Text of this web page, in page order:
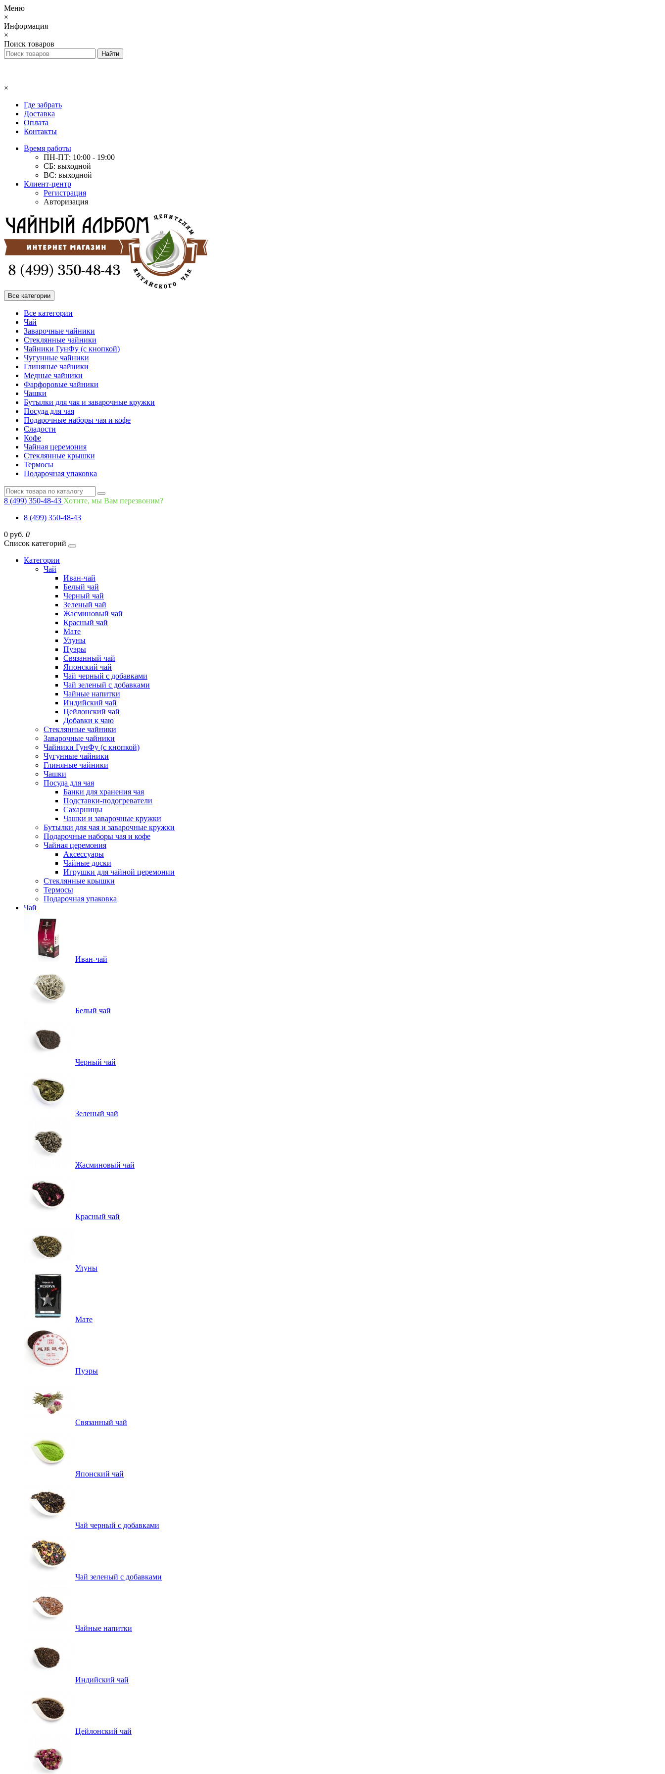
Меню
×
Информация
×
Поиск товаров
×
Где забрать
Доставка
Оплата
Контакты
Время работы
ПН-ПТ: 10:00 - 19:00
СБ: выходной
ВС: выходной
Клиент-центр
Регистрация
Авторизация
Все категории
Все категории
Чай
Заварочные чайники
Стеклянные чайники
Чайники ГунФу (с кнопкой)
Чугунные чайники
Глиняные чайники
Медные чайники
Фарфоровые чайники
Чашки
Бутылки для чая и заварочные кружки
Посуда для чая
Подарочные наборы чая и кофе
Сладости
Кофе
Чайная церемония
Стеклянные крышки
Термосы
Подарочная упаковка
8 (499) 350-48-43 Хотите, мы Вам перезвоним?
8 (499) 350-48-43
0 руб. 0
Список категорий
Категории
Чай
Иван-чай
Белый чай
Черный чай
Зеленый чай
Жасминовый чай
Красный чай
Мате
Улуны
Пуэры
Связанный чай
Японский чай
Чай черный с добавками
Чай зеленый с добавками
Чайные напитки
Индийский чай
Цейлонский чай
Добавки к чаю
Стеклянные чайники
Заварочные чайники
Чайники ГунФу (с кнопкой)
Чугунные чайники
Глиняные чайники
Чашки
Посуда для чая
Банки для хранения чая
Подставки-подогреватели
Сахарницы
Чашки и заварочные кружки
Бутылки для чая и заварочные кружки
Подарочные наборы чая и кофе
Чайная церемония
Аксессуары
Чайные доски
Игрушки для чайной церемонии
Стеклянные крышки
Термосы
Подарочная упаковка
Чай
Иван-чай
Белый чай
Черный чай
Зеленый чай
Жасминовый чай
Красный чай
Улуны
Мате
Пуэры
Связанный чай
Японский чай
Чай черный с добавками
Чай зеленый с добавками
Чайные напитки
Индийский чай
Цейлонский чай